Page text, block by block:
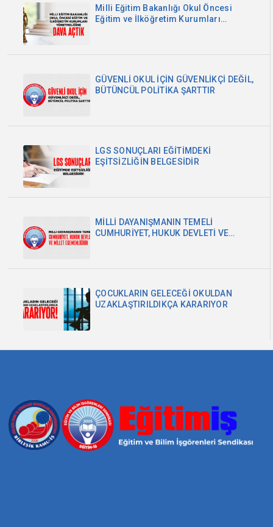
Milli Eğitim Bakanlığı Okul Öncesi
Eğitim ve İlköğretim Kurumları
GÜVENLİ OKUL İÇİN GÜVENLİKÇİ DEĞİL,
BÜTÜNCÜL POLİTİKA ŞARTTIR
LGS SONUÇLARI EĞİTİMDEKİ
EŞİTSİZLİĞİN BELGESİDİR
MİLLİ DAYANIŞMANIN TEMELİ
CUMHURİYET, HUKUK DEVLETİ VE
ÇOCUKLARIN GELECEĞİ OKULDAN
UZAKLAŞTIRILDIKÇA KARARIYOR